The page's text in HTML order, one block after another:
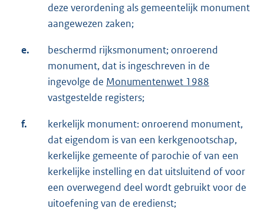
deze verordening als gemeentelijk monument
aangewezen zaken;
e.
beschermd rijksmonument; onroerend
monument, dat is ingeschreven in de
ingevolge de Monumentenwet 1988
vastgestelde registers;
f.
kerkelijk monument: onroerend monument,
dat eigendom is van een kerkgenootschap,
kerkelijke gemeente of parochie of van een
kerkelijke instelling en dat uitsluitend of voor
een overwegend deel wordt gebruikt voor de
uitoefening van de eredienst;